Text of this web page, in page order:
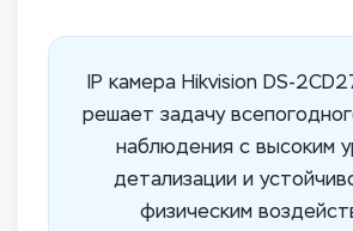
IP камера Hikvision DS-
решает задачу
наблюдения с высоким
детализации и
физическим